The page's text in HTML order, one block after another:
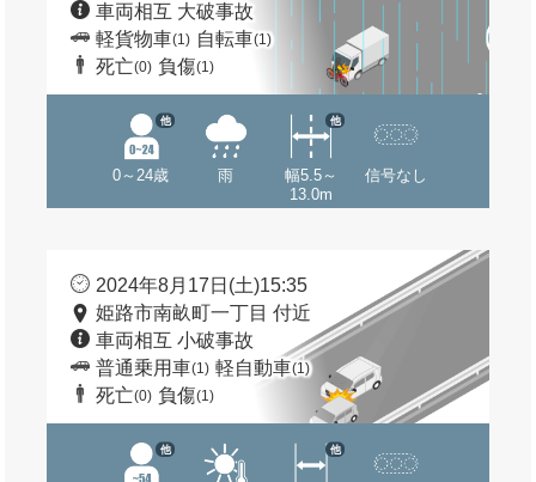
車両相互 大破事故
軽貨物車(1) 自転車(1)
死亡(0) 負傷(1)
0～24歳
他
雨
幅5.5～
13.0m
他
信号なし
2024年8月17日(土)15:35
姫路市南畝町一丁目 付近
車両相互 小破事故
普通乗用車(1) 軽自動車(1)
死亡(0) 負傷(1)
他 他